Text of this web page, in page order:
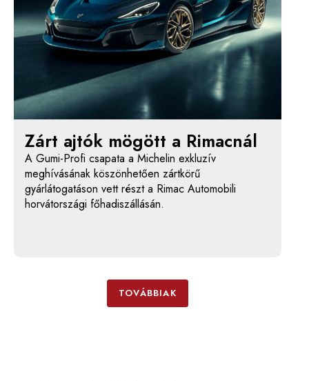
Zárt ajtók mögött a Rimacnál
A Gumi-Profi csapata a Michelin exkluzív
meghívásának köszönhetően zártkörű
gyárlátogatáson vett részt a Rimac Automobili
horvátországi főhadiszállásán.
TOVÁBBIAK